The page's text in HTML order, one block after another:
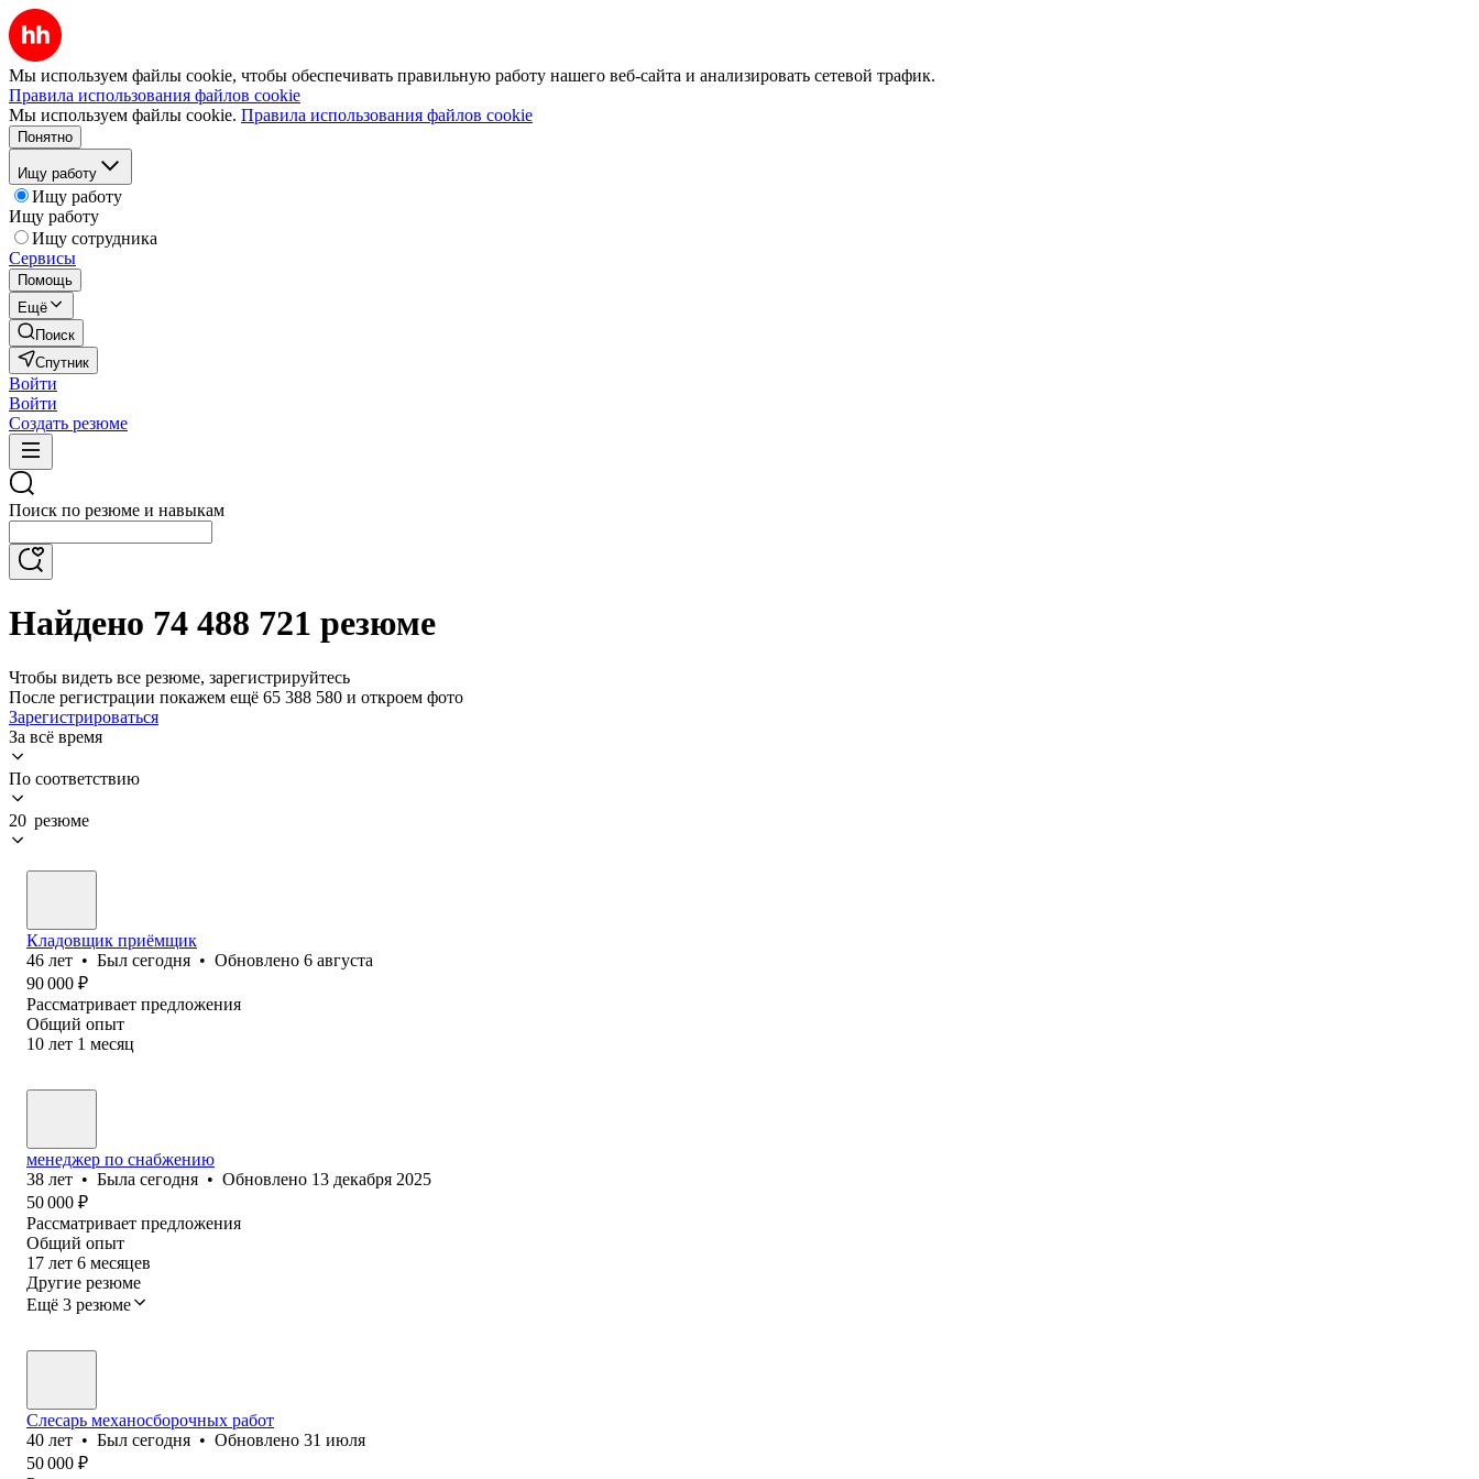
Мы используем файлы cookie, чтобы обеспечивать правильную работу нашего веб-сайта и анализировать сетевой трафик.
Правила использования файлов cookie
Мы используем файлы cookie. Правила использования файлов cookie
Понятно
Ищу работу
Ищу работу
Ищу работу
Ищу сотрудника
Сервисы
Помощь
Ещё
Поиск
Спутник
Войти
Войти
Создать резюме
Поиск по резюме и навыкам
Найдено 74 488 721 резюме
Чтобы видеть все резюме, зарегистрируйтесь
После регистрации покажем ещё 65 388 580 и откроем фото
Зарегистрироваться
За всё время
По соответствию
20 резюме
Кладовщик приёмщик
46 лет • Был сегодня • Обновлено 6 августа
90 000 ₽
Рассматривает предложения
Общий опыт
10 лет 1 месяц
менеджер по снабжению
38 лет • Была сегодня • Обновлено 13 декабря 2025
50 000 ₽
Рассматривает предложения
Общий опыт
17 лет 6 месяцев
Другие резюме
Ещё 3 резюме
Слесарь механосборочных работ
40 лет • Был сегодня • Обновлено 31 июля
50 000 ₽